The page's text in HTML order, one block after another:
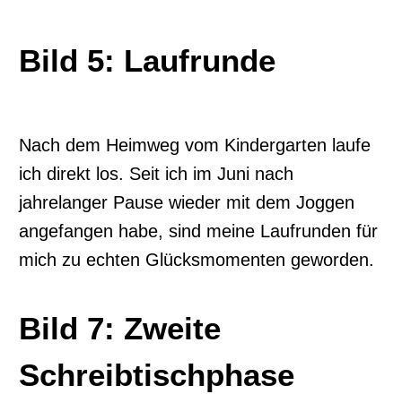
Bild 5: Laufrunde
Nach dem Heimweg vom Kindergarten laufe
ich direkt los. Seit ich im Juni nach
jahrelanger Pause wieder mit dem Joggen
angefangen habe, sind meine Laufrunden für
mich zu echten Glücksmomenten geworden.
Bild 7: Zweite
Schreibtischphase